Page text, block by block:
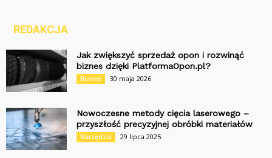
REDAKCJA
Jak zwiększyć sprzedaż opon i rozwinąć
biznes dzięki PlatformaOpon.pl?
Biznes 30 maja 2026
Nowoczesne metody cięcia laserowego –
przyszłość precyzyjnej obróbki materiałów
Narzędzia 29 lipca 2025